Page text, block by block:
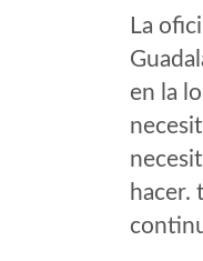
La
en la
hacer.